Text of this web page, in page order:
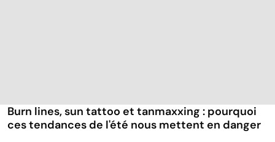
Burn lines, sun tattoo et tanmaxxing : pourquoi
ces tendances de l'été nous mettent en danger